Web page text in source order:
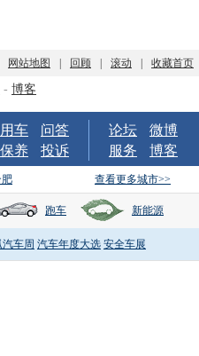
网站地图 回顾 滚动 收藏首页
- 博客
用车
问答
保养
投诉
论坛
微博
服务
博客
查看更多城市>>
跑车 新能源
车周 汽车年度大选 安全车展